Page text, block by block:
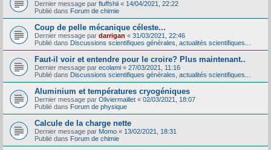
Dernier message par fluffshii « 14/04/2021, 22:22
Publié dans Forum de chimie
Coup de pelle mécanique céleste...
Dernier message par darrigan « 31/03/2021, 22:46
Publié dans Discussions scientifiques générales, actualités scientifiques...
Faut-il voir et entendre pour le croire? Plus maintenant..
Dernier message par ecolami « 27/03/2021, 11:16
Publié dans Discussions scientifiques générales, actualités scientifiques...
Aluminium et températures cryogéniques
Dernier message par Oliviermaillet « 02/03/2021, 18:07
Publié dans Forum de physique
Calcule de la charge nette
Dernier message par Momo « 13/02/2021, 18:31
Publié dans Forum de chimie